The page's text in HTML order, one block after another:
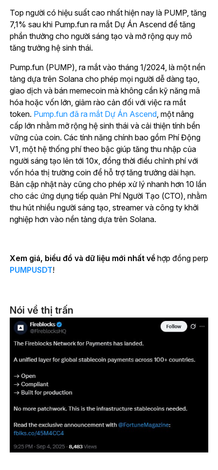
Top người có hiệu suất cao nhất hiện nay là PUMP, tăng
7,1% sau khi Pump.fun ra mắt Dự Án Ascend để tăng
phần thưởng cho người sáng tạo và mở rộng quy mô
tăng trưởng hệ sinh thái.
Pump.fun (PUMP), ra mắt vào tháng 1/2024, là một nền
tảng dựa trên Solana cho phép mọi người dễ dàng tạo,
giao dịch và bán memecoin mà không cần kỹ năng mã
hóa hoặc vốn lớn, giảm rào cản đối với việc ra mắt
token. Pump.fun đã ra mắt Dự Án Ascend, một nâng
cấp lớn nhằm mở rộng hệ sinh thái và cải thiện tính bền
vững của coin. Các tính năng chính bao gồm Phí Động
V1, một hệ thống phí theo bậc giúp tăng thu nhập của
người sáng tạo lên tới 10x, đồng thời điều chỉnh phí với
vốn hóa thị trường coin để hỗ trợ tăng trưởng dài hạn.
Bản cập nhật này cũng cho phép xử lý nhanh hơn 10 lần
cho các ứng dụng tiếp quản Phí Người Tạo (CTO), nhằm
thu hút nhiều người sáng tạo, streamer và công ty khởi
nghiệp hơn vào nền tảng dựa trên Solana.
Xem giá, biểu đồ và dữ liệu mới nhất về hợp đồng perp
PUMPUSDT!
Nói về thị trấn